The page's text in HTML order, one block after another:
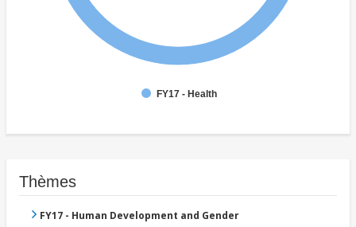
FY17 - Health
Thèmes
FY17 - Human Development and Gender